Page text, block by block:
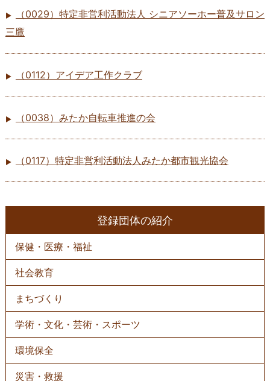
（0029）特定非営利活動法人 シニアソーホー普及サロン
三鷹
（0112）アイデア工作クラブ
（0038）みたか自転車推進の会
（0117）特定非営利活動法人みたか都市観光協会
登録団体の紹介
保健・医療・福祉
社会教育
まちづくり
学術・文化・芸術・スポーツ
環境保全
災害・救援